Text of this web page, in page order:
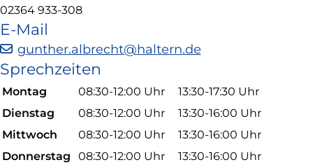
in
Fenster)
02364 933-308
E-Mail
gunther.albrecht@haltern.de
Sprechzeiten
Montag 08:30-12:00 Uhr
13:30-17:30 Uhr
Dienstag
08:30-12:00 Uhr
13:30-16:00 Uhr
Mittwoch
08:30-12:00 Uhr
13:30-16:00 Uhr
Donnerstag
08:30-12:00 Uhr
13:30-16:00 Uhr